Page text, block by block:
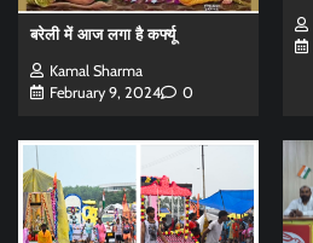
बरेली में आज लगा है कर्फ्यू
Kamal Sharma
February 9, 2024
0